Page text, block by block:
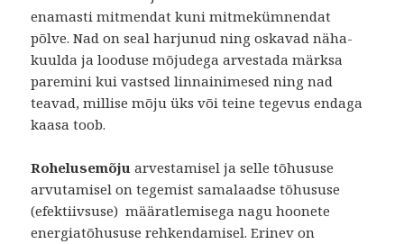
enamasti mitmendat kuni mitmekümnendat
põlve. Nad on seal harjunud ning oskavad näha-
kuulda ja looduse mõjudega arvestada märksa
paremini kui vastsed linnainimesed ning nad
teavad, millise mõju üks või teine tegevus endaga
kaasa toob.
Rohelusemõju arvestamisel ja selle tõhususe
arvutamisel on tegemist samalaadse tõhususe
(efektiivsuse) määratlemisega nagu hoonete
energiatõhususe rehkendamisel. Erinev on